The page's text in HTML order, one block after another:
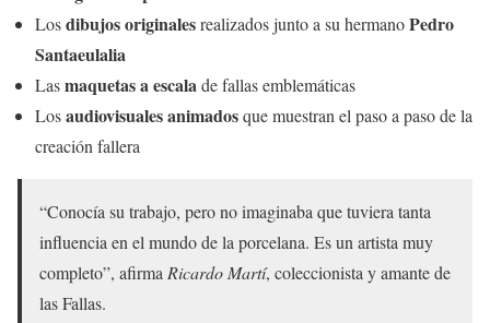
Losdibujos originalesrealizados junto a su hermanoPedro
Santaeulalia
Lasmaquetas a escalade fallas emblemáticas
Losaudiovisuales animadosque muestran el paso a paso de la
creación fallera
“Conocía su trabajo, pero no imaginaba que tuviera tanta
influencia en el mundo de la porcelana. Es un artista muy
completo”, afirmaRicardo Martí, coleccionista y amante de
las Fallas.